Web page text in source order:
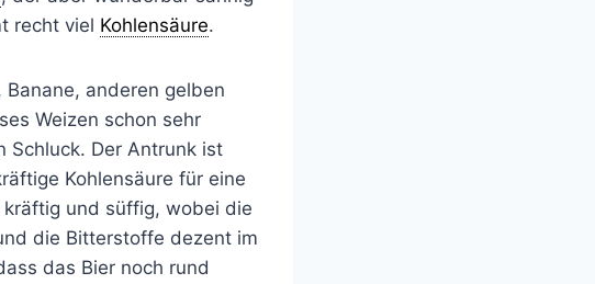
recht viel Kohlensäure.
anderen gelben
Weizen schon sehr
Schluck. Der Antrunk ist
Kohlensäure für eine
und süffig, wobei die
die Bitterstoffe dezent im
das Bier noch rund